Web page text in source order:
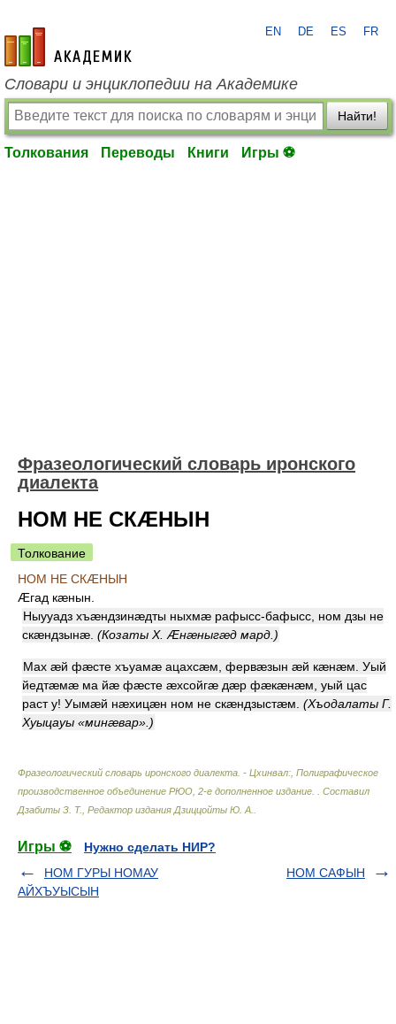
academic.ru
EN DE ES FR
Словари и энциклопедии на Академике
Найти!
Толкования Переводы Книги Игры ⚽
Фразеологический словарь иронского
диалекта
НОМ НЕ СКÆНЫН
Толкование
НОМ НЕ СКÆНЫН
Æгад кæнын
Ныууадз хъæндзинæдты ныхмæ рафысс-бафысс, ном дзы не
скæндзынæ. (Козаты Х. Æнæныгæд мард.)
Мах æй фæсте хъуамæ ацахсæм, фервæзын æй кæнæм. Уый
йедтæмæ ма йæ фæсте æхсойгæ дæр фæкæнæм, уый цас
раст у! Уымæй нæхицæн ном не скæндзыстæм. (Хъодалаты Г.
Хуыцауы «минæвар».)
Фразеологический словарь иронского диалекта. - Цхинвал:, Полиграфическое
производственное объединение РЮО, 2-е дополненное издание.
Составил
Дзабиты З. Т., Редактор издания Дзиццойты Ю. А.
Игры ⚽
Нужно сделать НИР?
НОМ ГУРЫ НОМАУ
АЙХЪУЫСЫН
НОМ САФЫН